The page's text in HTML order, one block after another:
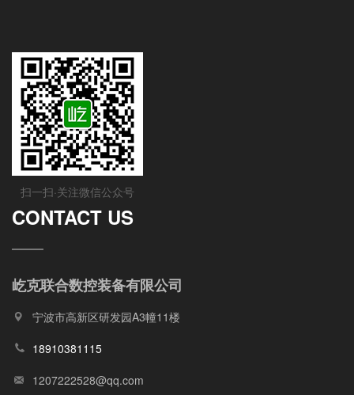
扫一扫·关注微信公众号
CONTACT US
屹克联合数控装备有限公司
宁波市高新区研发园A3幢11楼
18910381115
1207222528@qq.com